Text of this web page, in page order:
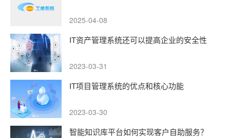
2025-04-08
IT资产管理系统还可以提高企业的安全性
2023-03-31
IT项目管理系统的优点和核心功能
2023-03-30
智能知识库平台如何实现客户自助服务？